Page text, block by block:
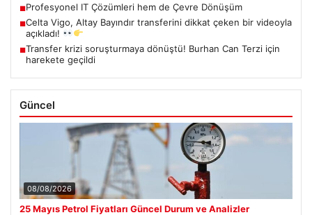
■Profesyonel IT Çözümleri hem de Çevre Dönüşüm
■Celta Vigo, Altay Bayındır transferini dikkat çeken bir videoyla
açıkladı!
■Transfer krizi soruşturmaya dönüştü! Burhan Can Terzi için
harekete geçildi
Güncel
08/08/2026
25 Mayıs Petrol Fiyatları Güncel Durum ve Analizler